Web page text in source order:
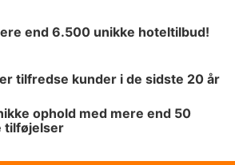
end 6.500 unikke hoteltilbud!
tilfredse kunder i de sidste 20 år
ophold med mere end 50
tilføjelser